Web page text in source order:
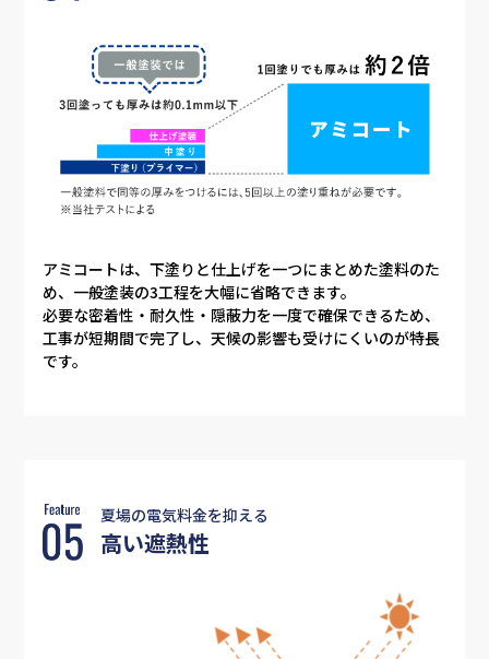
アミコートは、下塗りと仕上げを一つにまとめた塗料のた
め、一般塗装の3工程を大幅に省略できます。
必要な密着性・耐久性・隠蔽力を一度で確保できるため、
工事が短期間で完了し、天候の影響も受けにくいのが特長
です。
夏場の電気料金を抑える
高い遮熱性